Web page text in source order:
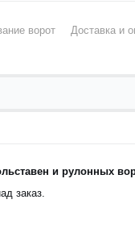
ворот Доставка и
и рулонных
заказ.